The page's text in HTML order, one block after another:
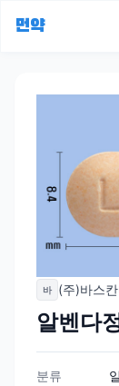
먼약
바 (주)바스
알벤다
분류